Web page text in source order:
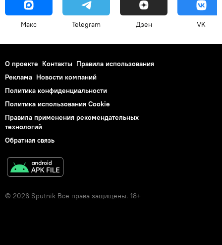
Макс Telegram Дзен VK
О проекте Контакты Правила использования
Реклама Новости компаний
Политика конфиденциальности
Политика использования Cookie
Правила применения рекомендательных
технологий
Обратная связь
© 2026 Sputnik Все права защищены. 18+